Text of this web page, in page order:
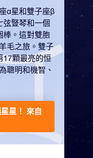
α星和雙子座β
弦豎琴和一個
棒。這對雙胞
毛之旅。雙子
17顆最亮的恒
聰明和機智、
星！ 來自